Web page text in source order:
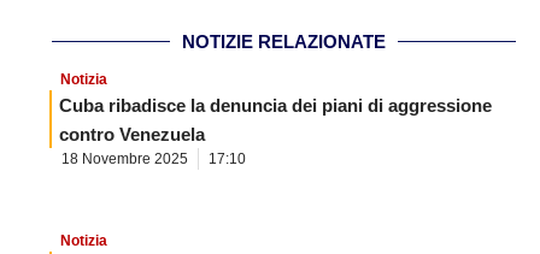
NOTIZIE RELAZIONATE
Notizia
Cuba ribadisce la denuncia dei piani di aggressione
contro Venezuela
18 Novembre 2025 17:10
Notizia